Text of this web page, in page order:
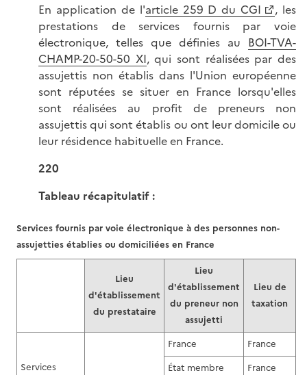
En application de l'article 259 D du CGI
, les
prestations de services fournis par voie
électronique, telles que définies au BOI-TVA-
CHAMP-20-50-50 XI, qui sont réalisées par des
assujettis non établis dans l'Union européenne
sont réputées se situer en France lorsqu'elles
sont réalisées au profit de preneurs non
assujettis qui sont établis ou ont leur domicile ou
leur résidence habituelle en France.
220
Tableau récapitulatif :
Lieu
d'établissement
du prestataire
Lieu
d'établissement
du preneur non
assujetti
Lieu de
taxation
Services
France
France
État membre
France
Services fournis par voie électronique à des personnes non-
assujetties établies ou domiciliées en France